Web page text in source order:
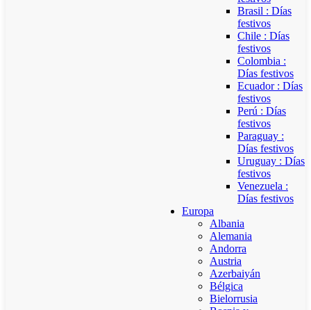
Brasil : Días
festivos
Chile : Días
festivos
Colombia :
Días festivos
Ecuador : Días
festivos
Perú : Días
festivos
Paraguay :
Días festivos
Uruguay : Días
festivos
Venezuela :
Días festivos
Europa
Albania
Alemania
Andorra
Austria
Azerbaiyán
Bélgica
Bielorrusia